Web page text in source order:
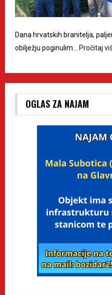
Dana hrvatskih branitelja,
obilježju poginulim… Pročitaj
OGLAS ZA NAJAM